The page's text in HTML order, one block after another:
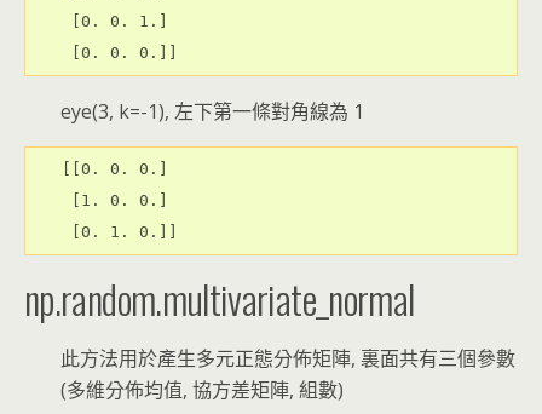
[0. 0. 1.]
[0. 0. 0.]]
eye(3, k=-1), 左下第一條對角線為 1
[[0. 0. 0.]
[1. 0. 0.]
[0. 1. 0.]]
np.random.multivariate_normal
此方法用於產生多元正態分佈矩陣, 裏面共有三個參數
(多維分佈均值, 協方差矩陣, 組數)